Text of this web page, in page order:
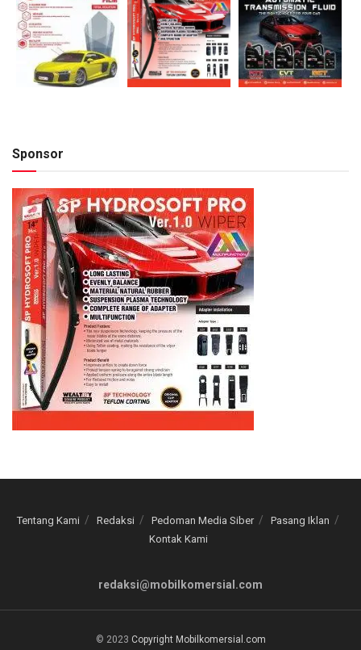
Sponsor
Tentang Kami Redaksi Pedoman Media Siber
Pasang Iklan
Kontak Kami
redaksi@mobilkomersial.com
© 2023 Copyright Mobilkomersial.com